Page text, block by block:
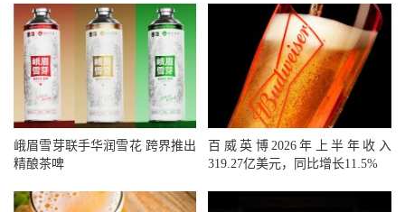
峨眉雪芽联手华润雪花 跨界推出
精酿茶啤
百威英博2026年上半年收入
319.27亿美元，同比增长11.5%